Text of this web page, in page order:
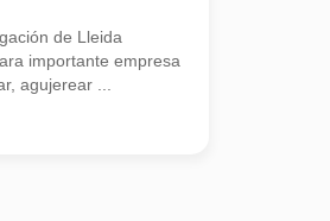
de Lleida
importante empresa
agujerear ...